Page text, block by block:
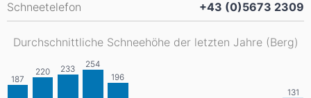
Schneetelefon +43 (0)5673 2309
Durchschnittliche Schneehöhe der letzten Jahre (Berg)